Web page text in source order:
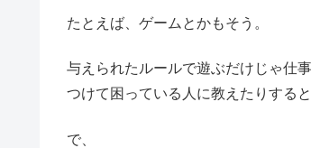
たとえば、ゲームとかもそう。
与えられたルールで遊ぶだけじゃ仕
つけて困っている人に教えたりする
で、